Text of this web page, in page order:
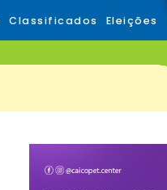
Classificados Eleições